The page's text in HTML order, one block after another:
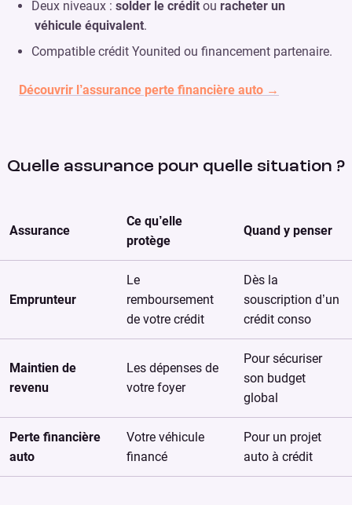
Deux niveaux : solder le crédit ou racheter un
véhicule équivalent.
Compatible crédit Younited ou financement partenaire.
Découvrir l’assurance perte financière auto →
Quelle assurance pour quelle situation ?
Assurance
Ce qu’elle
protège
Quand y penser
Emprunteur
Le
remboursement
de votre crédit
Dès la
souscription d’un
crédit conso
Maintien de
revenu
Les dépenses de
votre foyer
Pour sécuriser
son budget
global
Perte financière
auto
Votre véhicule
financé
Pour un projet
auto à crédit